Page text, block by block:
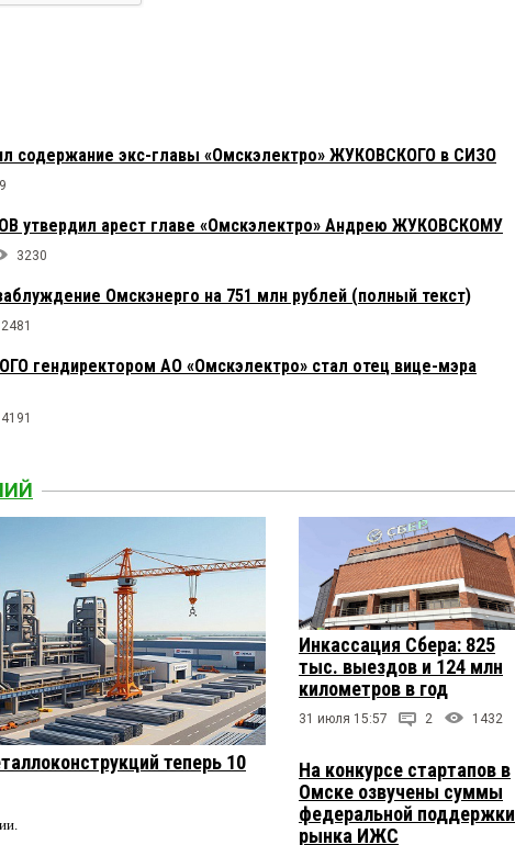
содержание экс-главы «Омскэлектро» ЖУКОВСКОГО в СИЗО
утвердил арест главе «Омскэлектро» Андрею ЖУКОВСКОМУ
3230
Омскэнерго на 751 млн рублей (полный текст)
2481
гендиректором АО «Омскэлектро» стал отец вице-мэра
4191
теперь 10
Инкассация Сбера: 825
тыс. выездов и 124 млн
километров в год
31 июля 15:57 2 1432
На конкурсе стартапов в
Омске озвучены суммы
федеральной поддержки
рынка ИЖС